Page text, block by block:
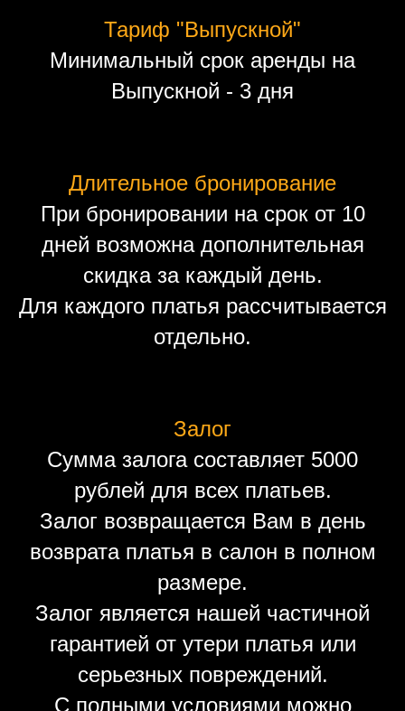
Тариф "Выпускной"
Минимальный срок аренды на
Выпускной - 3 дня
Длительное бронирование
При бронировании на срок от 10
дней возможна дополнительная
скидка за каждый день.
Для каждого платья рассчитывается
отдельно.
Залог
Сумма залога составляет 5000
рублей для всех платьев.
Залог возвращается Вам в день
возврата платья в салон в полном
размере.
Залог является нашей частичной
гарантией от утери платья или
серьезных повреждений.
С полными условиями можно